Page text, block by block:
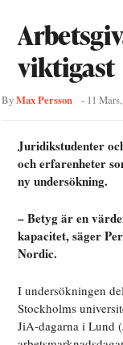
viktigast
ByMax Persson - 11
Juridikstudenter
och erfarenheter
ny undersökning.
– Betyg är en
kapacitet, säger
Nordic.
I undersökningen
Stockholms
JiA-dagarna i Lund